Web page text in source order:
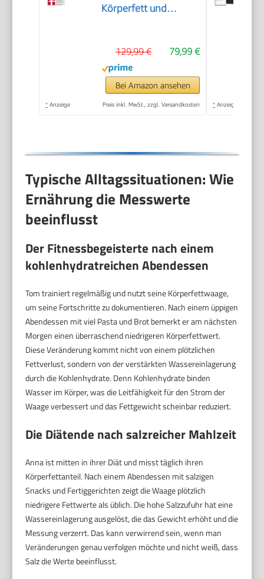
Körperfett und
79,99 €
129,99 €
Bei Amazon ansehen
* Anzeige Preis inkl. MwSt., zzgl. Versandkosten * Anzeige
Typische Alltagssituationen: Wie
Ernährung die Messwerte
beeinflusst
Der Fitnessbegeisterte nach einem
kohlenhydratreichen Abendessen
Tom trainiert regelmäßig und nutzt seine Körperfettwaage,
um seine Fortschritte zu dokumentieren. Nach einem üppigen
Abendessen mit viel Pasta und Brot bemerkt er am nächsten
Morgen einen überraschend niedrigeren Körperfettwert.
Diese Veränderung kommt nicht von einem plötzlichen
Fettverlust, sondern von der verstärkten Wassereinlagerung
durch die Kohlenhydrate. Denn Kohlenhydrate binden
Wasser im Körper, was die Leitfähigkeit für den Strom der
Waage verbessert und das Fettgewicht scheinbar reduziert.
Die Diätende nach salzreicher Mahlzeit
Anna ist mitten in ihrer Diät und misst täglich ihren
Körperfettanteil. Nach einem Abendessen mit salzigen
Snacks und Fertiggerichten zeigt die Waage plötzlich
niedrigere Fettwerte als üblich. Die hohe Salzzufuhr hat eine
Wassereinlagerung ausgelöst, die das Gewicht erhöht und die
Messung verzerrt. Das kann verwirrend sein, wenn man
Veränderungen genau verfolgen möchte und nicht weiß, dass
Salz die Werte beeinflusst.